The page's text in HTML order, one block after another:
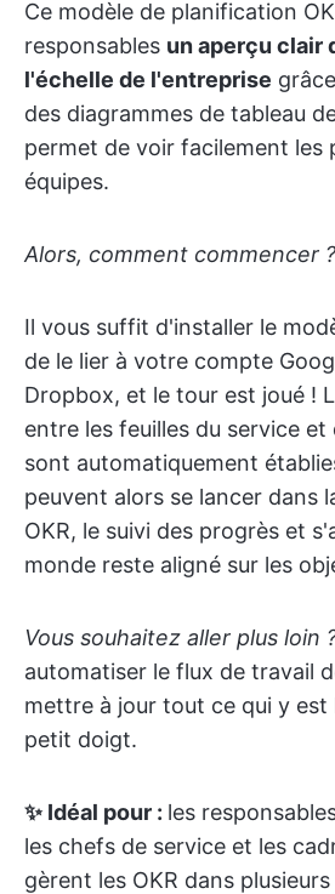
Ce modèle de planification
responsables un aperçu clair
l'échelle de l'entreprise
des diagrammes de tableau
permet de voir facilement les
équipes.
Alors, comment commencer ?
Il vous suffit d'installer le
de le lier à votre compte
Dropbox, et le tour est joué !
entre les feuilles du service
sont automatiquement
peuvent alors se lancer dans
OKR, le suivi des progrès et
monde reste aligné sur les
Vous souhaitez aller plus loin
automatiser le flux de travail
mettre à jour tout ce qui y est
petit doigt.
✨ Idéal pour : les
les chefs de service et les
gèrent les OKR dans